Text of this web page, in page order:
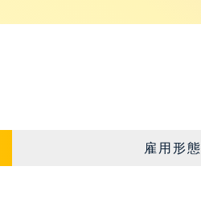
雇用形態